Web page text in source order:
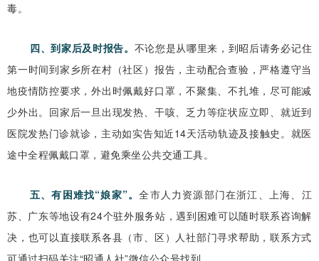
毒。
四、到家后及时报告。 不论您是从哪里来，到昭后请务必记住
第一时间到家乡所在村（社区）报告，主动配合查验，严格遵守当
地疫情防控要求，外出时佩戴好口罩，不聚集、不扎堆，尽可能减
少外出。回家后一旦出现发热、干咳、乏力等症状应立即、就近到
医院发热门诊就诊，主动如实告知近14天活动轨迹及接触史。就医
途中全程佩戴口罩，避免乘坐公共交通工具。
五、有困难找“娘家”。全市人力资源部门在浙江、上海、江
苏、广东等地设有24个驻外服务站，遇到困难可以随时联系咨询解
决，也可以直接联系各县（市、区）人社部门寻求帮助，联系方式